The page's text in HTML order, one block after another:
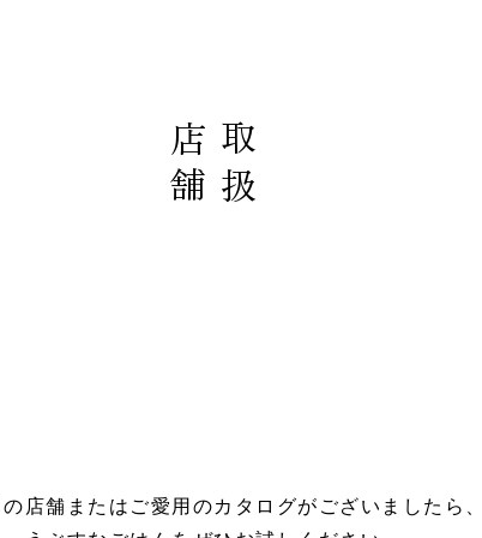
取扱
店舗
店舗またはご愛用のカタログがございましたら、